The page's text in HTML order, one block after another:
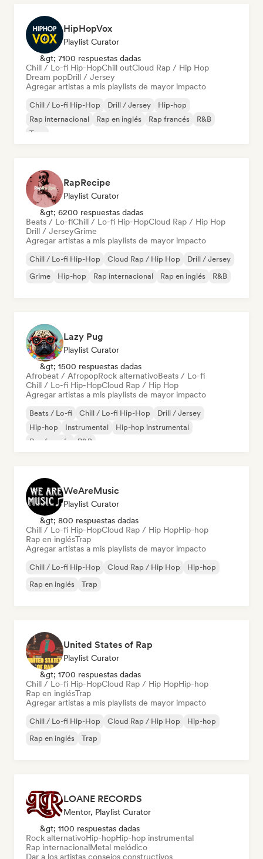
HipHopVox
Playlist Curator
&gt; 7100 respuestas dadas
Chill / Lo-fi Hip-HopChill outCloud Rap / Hip Hop
Dream popDrill / Jersey
Agregar artistas a mis playlists de mayor impacto
Chill / Lo-fi Hip-Hop Drill / Jersey
Hip-hop
Rap internacional
Rap en inglés Rap francés
R&B
Trap
RapRecipe
Playlist Curator
&gt; 6200 respuestas dadas
Beats / Lo-fiChill / Lo-fi Hip-HopCloud Rap / Hip Hop
Drill / JerseyGrime
Agregar artistas a mis playlists de mayor impacto
Chill / Lo-fi Hip-Hop Cloud Rap / Hip Hop
Drill / Jersey
Grime
Hip-hop Rap internacional Rap en inglés R&B
Lazy Pug
Playlist Curator
&gt; 1500 respuestas dadas
Afrobeat / AfropopRock alternativoBeats / Lo-fi
Chill / Lo-fi Hip-HopCloud Rap / Hip Hop
Agregar artistas a mis playlists de mayor impacto
Beats / Lo-fi Chill / Lo-fi Hip-Hop
Drill / Jersey
Hip-hop
Instrumental
Hip-hop instrumental
Rap francés
R&B
WeAreMusic
Playlist Curator
&gt; 800 respuestas dadas
Chill / Lo-fi Hip-HopCloud Rap / Hip HopHip-hop
Rap en inglésTrap
Agregar artistas a mis playlists de mayor impacto
Chill / Lo-fi Hip-Hop Cloud Rap / Hip Hop
Hip-hop
Rap en inglés
Trap
United States of Rap
Playlist Curator
&gt; 1700 respuestas dadas
Chill / Lo-fi Hip-HopCloud Rap / Hip HopHip-hop
Rap en inglésTrap
Agregar artistas a mis playlists de mayor impacto
Chill / Lo-fi Hip-Hop Cloud Rap / Hip Hop
Hip-hop
Rap en inglés
Trap
LOANE RECORDS
Mentor, Playlist Curator
&gt; 1100 respuestas dadas
Rock alternativoHip-hopHip-hop instrumental
Rap internacionalMetal melódico
Dar a los artistas consejos constructivos